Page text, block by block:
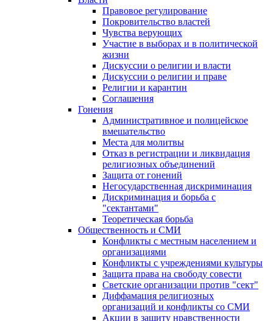
Правовое регулирование
Покровительство властей
Чувства верующих
Участие в выборах и в политической
жизни
Дискуссии о религии и власти
Дискуссии о религии и праве
Религии и карантин
Соглашения
Гонения
Административное и полицейское
вмешательство
Места для молитвы
Отказ в регистрации и ликвидация
религиозных объединений
Защита от гонений
Негосударственная дискриминация
Дискриминация и борьба с
"сектантами"
Теоретическая борьба
Общественность и СМИ
Конфликты с местным населением и
организациями
Конфликты с учреждениями культуры
Защита права на свободу совести
Светские организации против "сект"
Диффамация религиозных
организаций и конфликты со СМИ
Акции в защиту нравственности